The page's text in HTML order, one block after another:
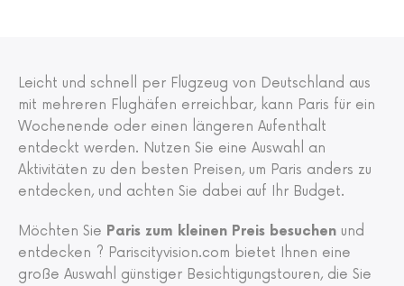
Leicht und schnell per Flugzeug von Deutschland aus
mit mehreren Flughäfen erreichbar, kann Paris für ein
Wochenende oder einen längeren Aufenthalt
entdeckt werden. Nutzen Sie eine Auswahl an
Aktivitäten zu den besten Preisen, um Paris anders zu
entdecken, und achten Sie dabei auf Ihr Budget.
Möchten Sie Paris zum kleinen Preis besuchen und
entdecken ? Pariscityvision.com bietet Ihnen eine
große Auswahl günstiger Besichtigungstouren, die Sie